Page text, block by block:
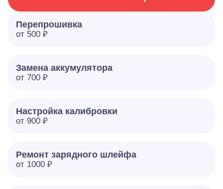
Перепрошивка
от 500 ₽
Замена аккумулятора
от 700 ₽
Настройка калибровки
от 900 ₽
Ремонт зарядного шлейфа
от 1000 ₽